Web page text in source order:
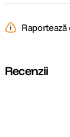
Recenzii